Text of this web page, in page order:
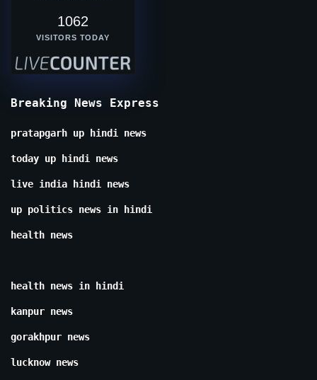
1062
VISITORS TODAY
Breaking News Express
pratapgarh up hindi news
today up hindi news
live india hindi news
up politics news in hindi
health news
health news in hindi
kanpur news
gorakhpur news
lucknow news